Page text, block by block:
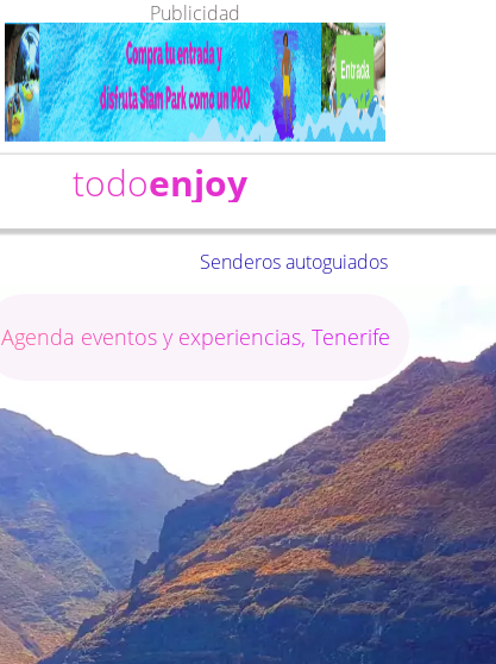
Publicidad
todoenjoy
Senderos autoguiados
Agenda eventos y experiencias, Tenerife